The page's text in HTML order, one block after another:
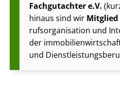
Fachgutachter e.V.
hinaus sind wir Mitglied
rufs­or­ga­ni­sa­ti­on und
der
und